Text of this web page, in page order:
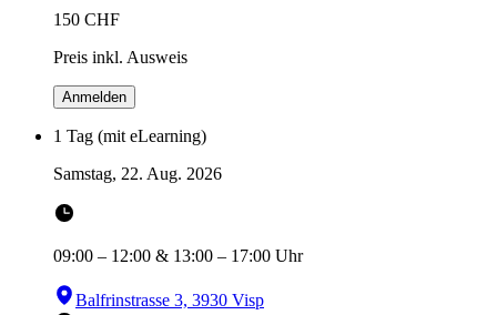
150 CHF
Preis inkl. Ausweis
Anmelden
1 Tag (mit eLearning)
Samstag, 22. Aug. 2026
09:00 – 12:00 & 13:00 – 17:00 Uhr
Balfrinstrasse 3, 3930 Visp